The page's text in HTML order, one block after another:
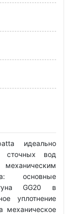
идеально
сточных вод
основные
GG20 в
уплотнение
механическое